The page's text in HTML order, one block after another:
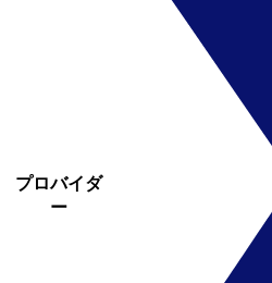
プロバイダ
ー